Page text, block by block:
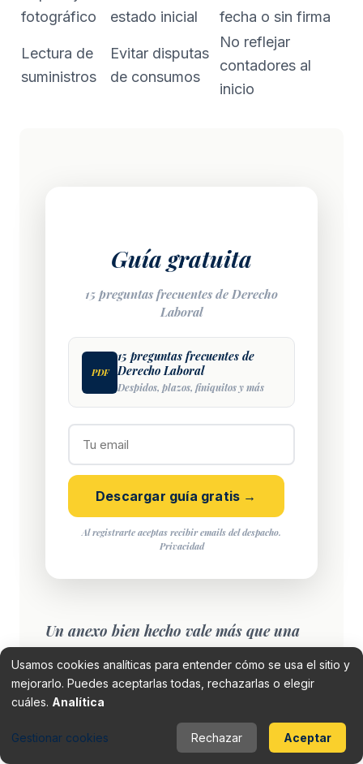
fotográfico
estado inicial
fecha o sin firma
Lectura de
suministros
Evitar disputas
de consumos
No reflejar
contadores al
inicio
Guía gratuita
15 preguntas frecuentes de Derecho
Laboral
PDF
15 preguntas frecuentes de
Derecho Laboral
Despidos, plazos, finiquitos y más
Descargar guía gratis →
Al registrarte aceptas recibir emails del despacho.
Privacidad
Un anexo bien hecho vale más que una
discusión larga sobre recuerdos
distintos.
Usamos cookies analíticas para entender cómo se usa el sitio y
mejorarlo. Puedes aceptarlas todas, rechazarlas o elegir
cuáles. Analítica
Gestionar cookies Rechazar Aceptar